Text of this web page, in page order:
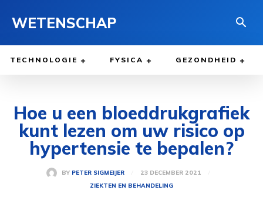
WETENSCHAP
TECHNOLOGIE FYSICA GEZONDHEID
Hoe u een bloeddrukgrafiek
kunt lezen om uw risico op
hypertensie te bepalen?
BY PETER SIGMEIJER
23 DECEMBER 2021
ZIEKTEN EN BEHANDELING